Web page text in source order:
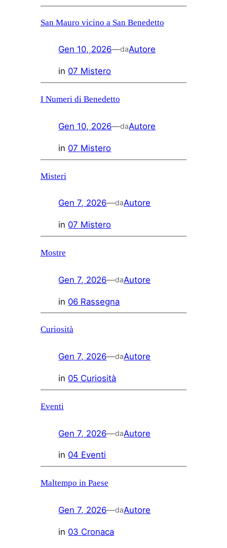
San Mauro vicino a San Benedetto
Gen 10, 2026—daAutore
in 07 Mistero
I Numeri di Benedetto
Gen 10, 2026—daAutore
in 07 Mistero
Misteri
Gen 7, 2026—daAutore
in 07 Mistero
Mostre
Gen 7, 2026—daAutore
in 06 Rassegna
Curiosità
Gen 7, 2026—daAutore
in 05 Curiosità
Eventi
Gen 7, 2026—daAutore
in 04 Eventi
Maltempo in Paese
Gen 7, 2026—daAutore
in 03 Cronaca